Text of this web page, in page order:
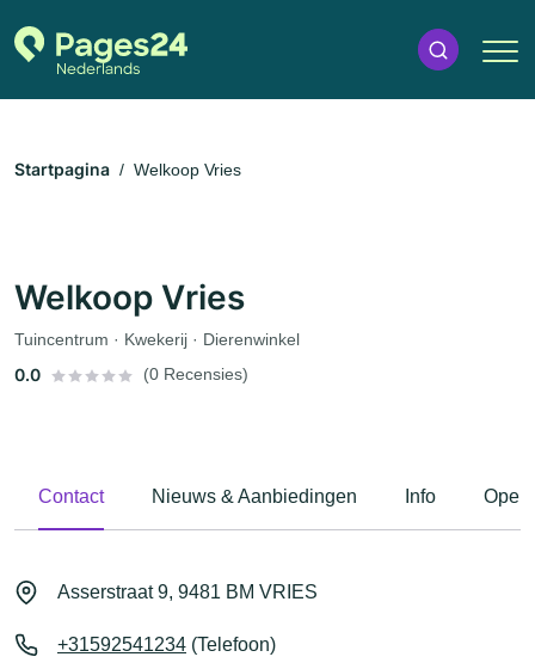
Startpagina Welkoop Vries
Welkoop Vries
Tuincentrum · Kwekerij · Dierenwinkel
0.0 (0 Recensies)
Contact Nieuws & Aanbiedingen Info
Asserstraat 9, 9481 BM VRIES
+31592541234 (Telefoon)